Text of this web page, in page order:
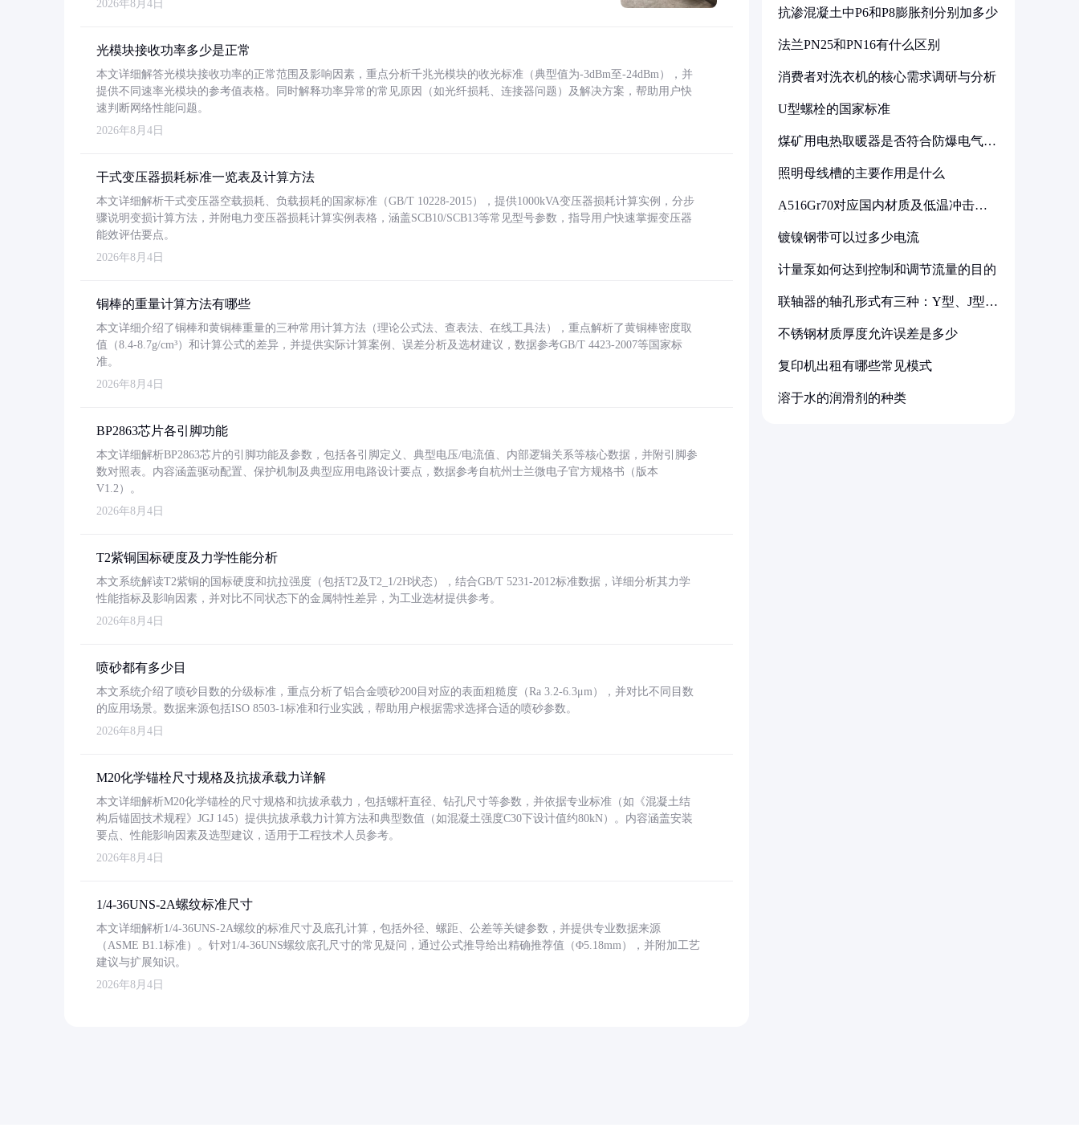
2026年8月4日
光模块接收功率多少是正常
本文详细解答光模块接收功率的正常范围及影响因素，重点分析千兆光模块的收光标准（典型值为-3dBm至-24dBm），并
提供不同速率光模块的参考值表格。同时解释功率异常的常见原因（如光纤损耗、连接器问题）及解决方案，帮助用户快
速判断网络性能问题。
2026年8月4日
干式变压器损耗标准一览表及计算方法
本文详细解析干式变压器空载损耗、负载损耗的国家标准（GB/T 10228-2015），提供1000kVA变压器损耗计算实例，分步
骤说明变损计算方法，并附电力变压器损耗计算实例表格，涵盖SCB10/SCB13等常见型号参数，指导用户快速掌握变压器
能效评估要点。
2026年8月4日
铜棒的重量计算方法有哪些
本文详细介绍了铜棒和黄铜棒重量的三种常用计算方法（理论公式法、查表法、在线工具法），重点解析了黄铜棒密度取
值（8.4-8.7g/cm³）和计算公式的差异，并提供实际计算案例、误差分析及选材建议，数据参考GB/T 4423-2007等国家标
准。
2026年8月4日
BP2863芯片各引脚功能
本文详细解析BP2863芯片的引脚功能及参数，包括各引脚定义、典型电压/电流值、内部逻辑关系等核心数据，并附引脚参
数对照表。内容涵盖驱动配置、保护机制及典型应用电路设计要点，数据参考自杭州士兰微电子官方规格书（版本
V1.2）。
2026年8月4日
T2紫铜国标硬度及力学性能分析
本文系统解读T2紫铜的国标硬度和抗拉强度（包括T2及T2_1/2H状态），结合GB/T 5231-2012标准数据，详细分析其力学
性能指标及影响因素，并对比不同状态下的金属特性差异，为工业选材提供参考。
2026年8月4日
喷砂都有多少目
本文系统介绍了喷砂目数的分级标准，重点分析了铝合金喷砂200目对应的表面粗糙度（Ra 3.2-6.3μm），并对比不同目数
的应用场景。数据来源包括ISO 8503-1标准和行业实践，帮助用户根据需求选择合适的喷砂参数。
2026年8月4日
M20化学锚栓尺寸规格及抗拔承载力详解
本文详细解析M20化学锚栓的尺寸规格和抗拔承载力，包括螺杆直径、钻孔尺寸等参数，并依据专业标准（如《混凝土结
构后锚固技术规程》JGJ 145）提供抗拔承载力计算方法和典型数值（如混凝土强度C30下设计值约80kN）。内容涵盖安装
要点、性能影响因素及选型建议，适用于工程技术人员参考。
2026年8月4日
1/4-36UNS-2A螺纹标准尺寸
本文详细解析1/4-36UNS-2A螺纹的标准尺寸及底孔计算，包括外径、螺距、公差等关键参数，并提供专业数据来源
（ASME B1.1标准）。针对1/4-36UNS螺纹底孔尺寸的常见疑问，通过公式推导给出精确推荐值（Φ5.18mm），并附加工艺
建议与扩展知识。
2026年8月4日
抗渗混凝土中P6和P8膨胀剂分别加多少
法兰PN25和PN16有什么区别
消费者对洗衣机的核心需求调研与分析
U型螺栓的国家标准
煤矿用电热取暖器是否符合防爆电气设
照明母线槽的主要作用是什么
A516Gr70对应国内材质及低温冲击要
镀镍钢带可以过多少电流
计量泵如何达到控制和调节流量的目的
联轴器的轴孔形式有三种：Y型、J型、
不锈钢材质厚度允许误差是多少
复印机出租有哪些常见模式
溶于水的润滑剂的种类